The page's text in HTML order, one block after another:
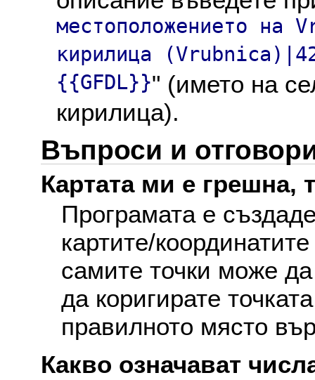
местоположението на
кирилица
{{GFDL}}" (името на
кирилица).
Въпроси и
Картата ми е грешна,
Програмата е
картите/
самите точки може
да коригирате
правилното място
Какво означават